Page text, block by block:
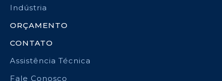
Indústria
ORÇAMENTO
CONTATO
Assistência Técnica
Fale Conosco